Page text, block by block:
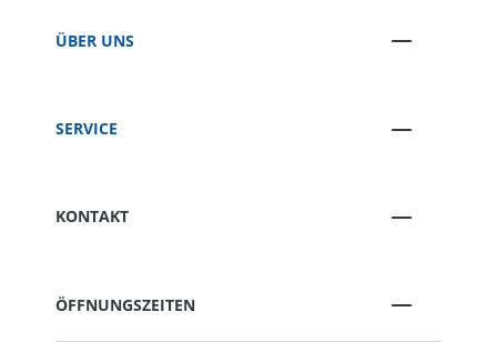
ÜBER UNS
SERVICE
KONTAKT
ÖFFNUNGSZEITEN